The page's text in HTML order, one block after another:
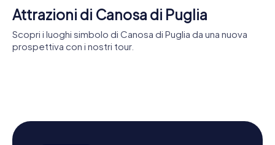
Attrazioni di Canosa di Puglia
Scopri i luoghi simbolo di Canosa di Puglia da una nuova
prospettiva con i nostri tour.